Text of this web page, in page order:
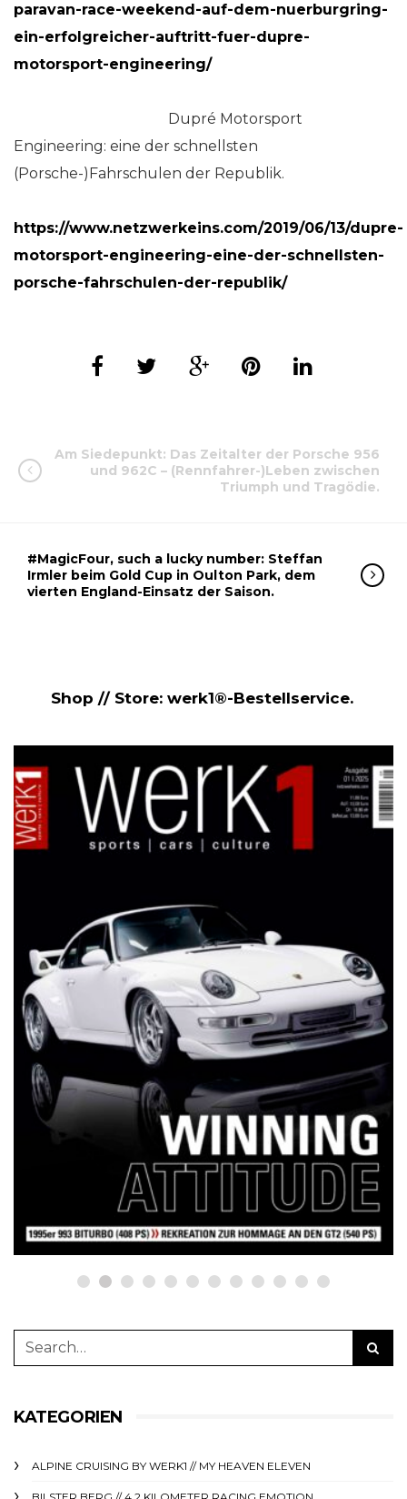
paravan-race-weekend-auf-dem-nuerburgring-
ein-erfolgreicher-auftritt-fuer-dupre-
motorsport-engineering/
Dupré Motorsport
Engineering: eine der schnellsten
(Porsche-)Fahrschulen der Republik.
https://www.netzwerkeins.com/2019/06/13/dupre-
motorsport-engineering-eine-der-schnellsten-
porsche-fahrschulen-der-republik/
Am Siedepunkt: Das Zeitalter der Porsche 956
und 962C – (Rennfahrer-)Leben zwischen
Triumph und Tragödie.
#MagicFour, such a lucky number: Steffan
Irmler beim Gold Cup in Oulton Park, dem
vierten England-Einsatz der Saison.
Shop // Store: werk1®-Bestellservice.
NETZWERKEINS GO! // ONLINE-STORE BY WERK1
12 Jahre werk1® sports | cars |
culture: Bestellen Sie jetzt die
neue Sommerausgabe 01 | 2025
(erscheint am 1. Juli 2025) online
auf netzwerkeins | GO!
23. Juni 2025
KATEGORIEN
ALPINE CRUISING BY WERK1 // MY HEAVEN ELEVEN